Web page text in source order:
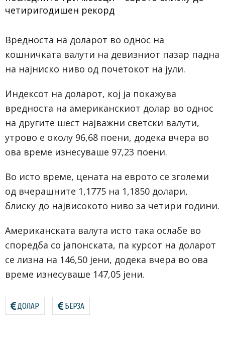
Вредноста на доларот во однос на
кошничката валути на девизниот пазар падна
на најниско ниво од почетокот на јули.
Индексот на доларот, кој ја покажува
вредноста на американскиот долар во однос
на другите шест најважни светски валути,
утрово е околу 96,68 поени, додека вчера во
ова време изнесуваше 97,23 поени.
Во исто време, цената на еврото се зголеми
од вчерашните 1,1775 на 1,1850 долари,
блиску до највисокото ниво за четири години.
Американската валута исто така ослабе во
споредба со јапонската, па курсот на доларот
се лизна на 146,50 јени, додека вчера во ова
време изнесуваше 147,05 јени.
ДОЛАР БЕРЗА